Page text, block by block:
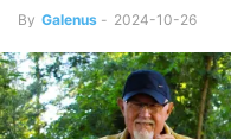
By Galenus - 2024-10-26